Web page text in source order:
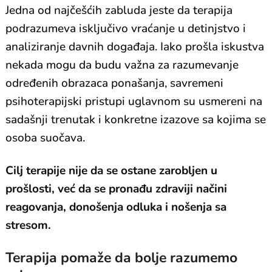
Jedna od najčešćih zabluda jeste da terapija
podrazumeva isključivo vraćanje u detinjstvo i
analiziranje davnih događaja. Iako prošla iskustva
nekada mogu da budu važna za razumevanje
određenih obrazaca ponašanja, savremeni
psihoterapijski pristupi uglavnom su usmereni na
sadašnji trenutak i konkretne izazove sa kojima se
osoba suočava.
Cilj terapije nije da se ostane zarobljen u
prošlosti, već da se pronađu zdraviji načini
reagovanja, donošenja odluka i nošenja sa
stresom.
Terapija pomaže da bolje razumemo